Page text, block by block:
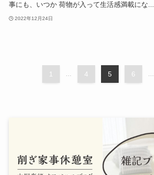
事にも、いつか 荷物が入って生活感満載にな...
2022年12月24日
1 ... 4 5 6 ...